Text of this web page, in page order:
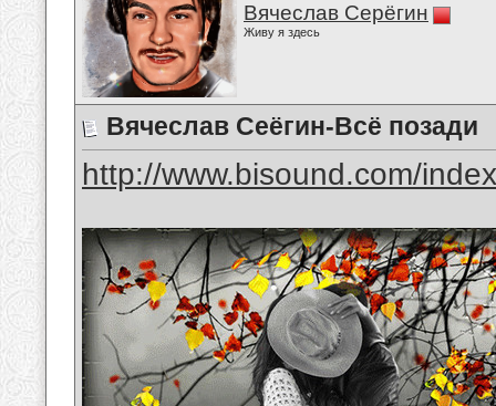
Вячеслав Серёгин
Живу я здесь
Вячеслав Сеёгин-Всё позади
http://www.bisound.com/